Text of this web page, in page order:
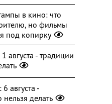
в кино: что
но фильмы
под копирку
августа - традиции
августа -
делать